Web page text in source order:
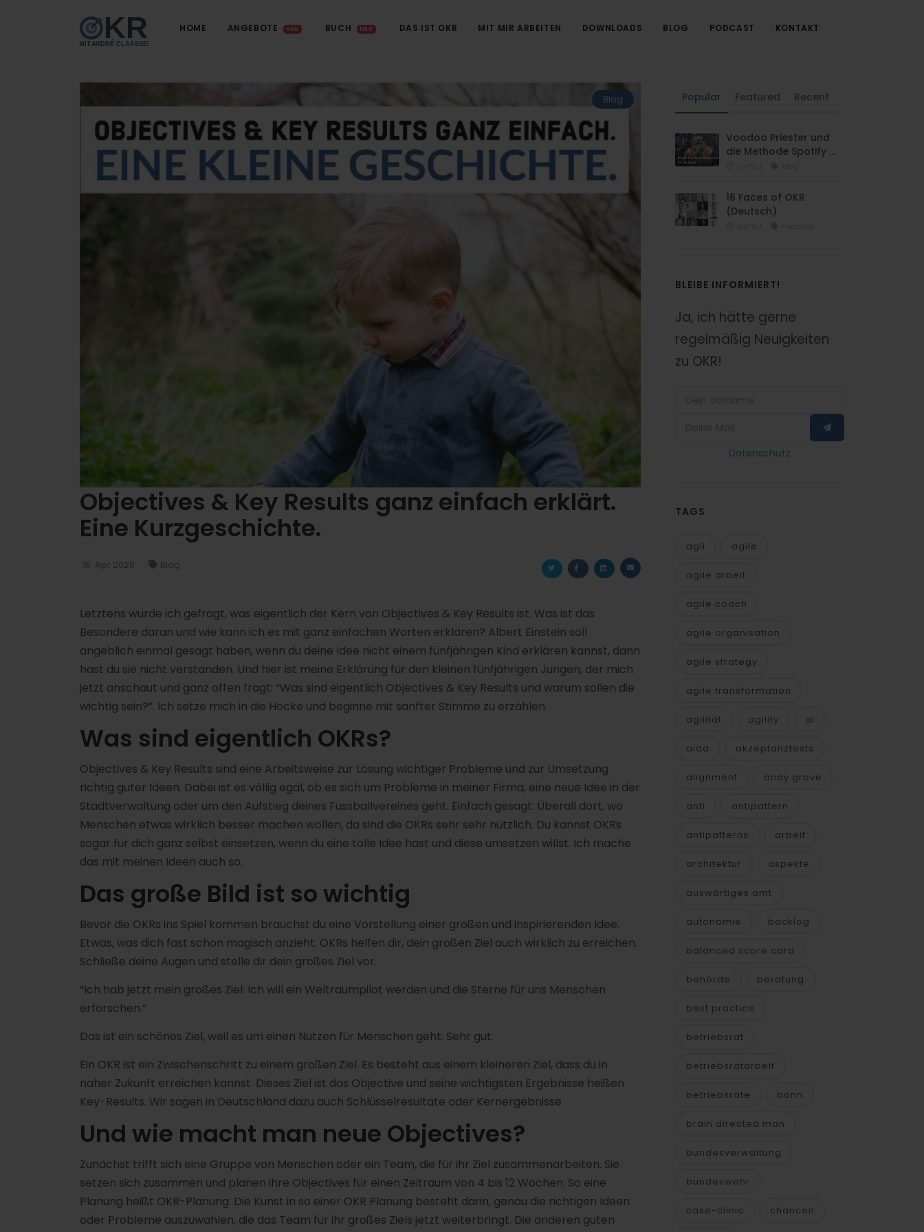
HOME ANGEBOTE neu BUCH NEU DAS IST OKR MIT MIR ARBEITEN DOWNLOADS BLOG PODCAST KONTAKT
Blog
Objectives & Key Results ganz einfach erklärt.
Eine Kurzgeschichte.
16. Apr 2020 Blog
Letztens wurde ich gefragt, was eigentlich der Kern von Objectives & Key Results ist. Was ist das
Besondere daran und wie kann ich es mit ganz einfachen Worten erklären? Albert Einstein soll
angeblich einmal gesagt haben, wenn du deine Idee nicht einem fünfjährigen Kind erklären kannst, dann
hast du sie nicht verstanden. Und hier ist meine Erklärung für den kleinen fünfjährigen Jungen, der mich
jetzt anschaut und ganz offen fragt: “Was sind eigentlich Objectives & Key Results und warum sollen die
wichtig sein?”. Ich setze mich in die Hocke und beginne mit sanfter Stimme zu erzählen.
Was sind eigentlich OKRs?
Objectives & Key Results sind eine Arbeitsweise zur Lösung wichtiger Probleme und zur Umsetzung
richtig guter Ideen. Dabei ist es völlig egal, ob es sich um Probleme in meiner Firma, eine neue Idee in der
Stadtverwaltung oder um den Aufstieg deines Fussballvereines geht. Einfach gesagt: Überall dort, wo
Menschen etwas wirklich besser machen wollen, da sind die OKRs sehr sehr nützlich. Du kannst OKRs
sogar für dich ganz selbst einsetzen, wenn du eine tolle Idee hast und diese umsetzen willst. Ich mache
das mit meinen Ideen auch so.
Das große Bild ist so wichtig
Bevor die OKRs ins Spiel kommen brauchst du eine Vorstellung einer großen und inspirierenden Idee.
Etwas, was dich fast schon magisch anzieht. OKRs helfen dir, dein großen Ziel auch wirklich zu erreichen.
Schließe deine Augen und stelle dir dein großes Ziel vor.
“Ich hab jetzt mein großes Ziel: Ich will ein Weltraumpilot werden und die Sterne für uns Menschen
erforschen.”
Das ist ein schönes Ziel, weil es um einen Nutzen für Menschen geht. Sehr gut.
Ein OKR ist ein Zwischenschritt zu einem großen Ziel. Es besteht aus einem kleineren Ziel, dass du in
naher Zukunft erreichen kannst. Dieses Ziel ist das Objective und seine wichtigsten Ergebnisse heißen
Key-Results. Wir sagen in Deutschland dazu auch Schlüsselresultate oder Kernergebnisse
Und wie macht man neue Objectives?
Zunächst trifft sich eine Gruppe von Menschen oder ein Team, die für ihr Ziel zusammenarbeiten. Sie
setzen sich zusammen und planen ihre Objectives für einen Zeitraum von 4 bis 12 Wochen. So eine
Planung heißt OKR-Planung. Die Kunst in so einer OKR Planung besteht darin, genau die richtigen Ideen
oder Probleme auszuwählen, die das Team für ihr großes Ziels jetzt weiterbringt. Die anderen guten
Popular Featured Recent
Voodoo Priester und
die Methode Spotify …
16 Faces of OKR
(Deutsch)
BLEIBE INFORMIERT!
Ja, ich hätte gerne
regelmäßig Neuigkeiten
zu OKR!
Datenschutz
TAGS
agil agile
agile arbeit
agile coach
agile organisation
agile strategy
agile transformation
agilität agility ai
aida akzeptanztests
alignment andy grove
anti antipattern
antipatterns arbeit
architektur aspekte
auswärtiges amt
autonomie backlog
balanced score card
behörde beratung
best practice
betriebsrat
betriebsratarbeit
betriebsräte bonn
brain directed man
bundesverwaltung
bundeswehr
case-clinic chancen